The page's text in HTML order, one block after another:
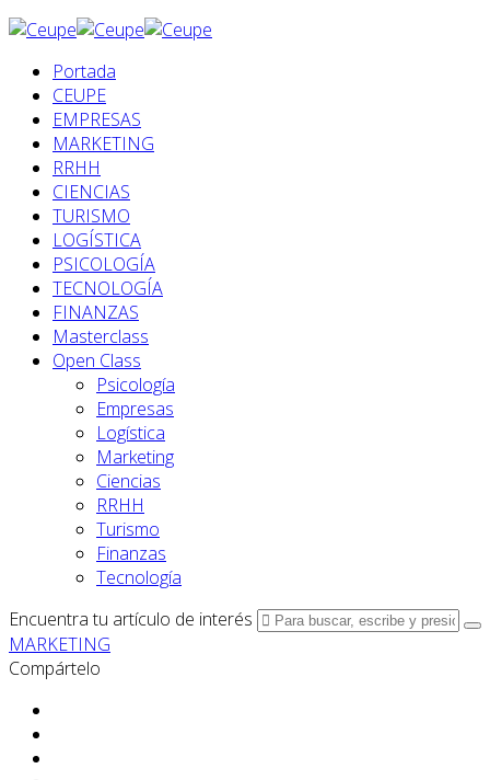
Portada
CEUPE
EMPRESAS
MARKETING
RRHH
CIENCIAS
TURISMO
LOGÍSTICA
PSICOLOGÍA
TECNOLOGÍA
FINANZAS
Masterclass
Open Class
Psicología
Empresas
Logística
Marketing
Ciencias
RRHH
Turismo
Finanzas
Tecnología
Encuentra tu artículo de interés
MARKETING
Compártelo